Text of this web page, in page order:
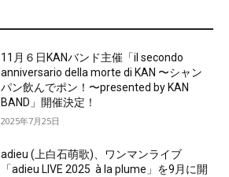
11月６日KANバンド主催「il secondo
anniversario della morte di KAN 〜シャン
パン飲んでポン！〜presented by KAN
BAND」開催決定！
2025年7月25日
adieu (上白石萌歌)、ワンマンライブ
「adieu LIVE 2025 à la plume」を9月に開